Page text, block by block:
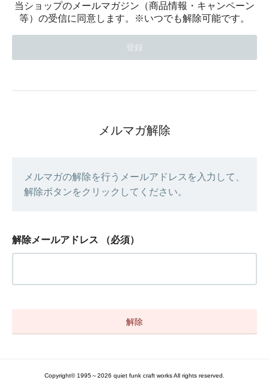
当ショップのメールマガジン（商品情報・キャンペーン
等）の受信に同意します。※いつでも解除可能です。
メルマガ解除
メルマガの解除を行うメールアドレスを入力して、
解除ボタンをクリックしてください。
解除メールアドレス （必須）
Copyright© 1995～2026 quiet funk craft works All rights reserved.